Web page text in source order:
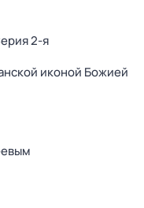
2-я
иконой Божией